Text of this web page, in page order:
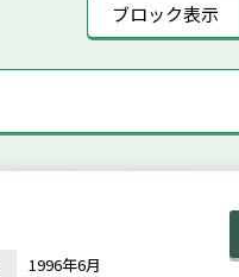
ブロック表示
1996年6月